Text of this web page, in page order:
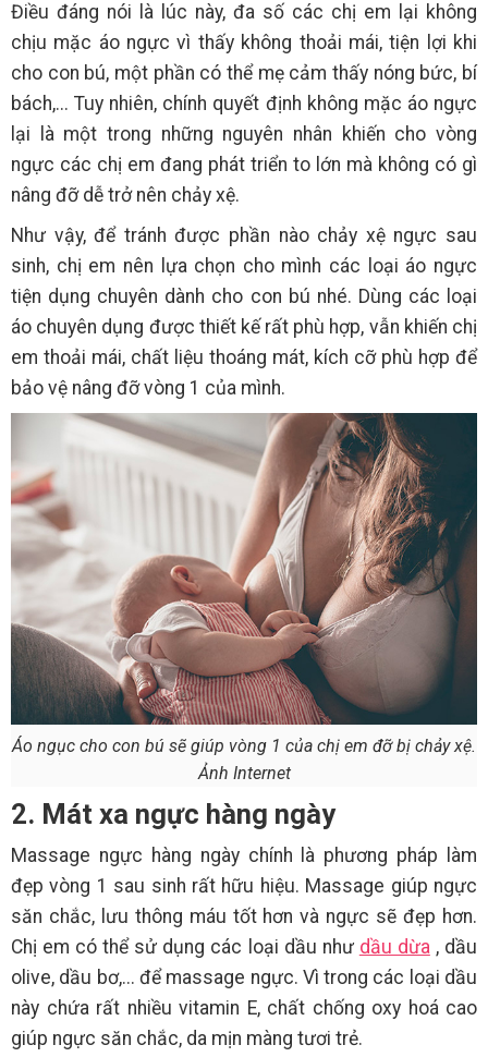
Điều đáng nói là lúc này, đa số các chị em lại không
chịu mặc áo ngực vì thấy không thoải mái, tiện lợi khi
cho con bú, một phần có thể mẹ cảm thấy nóng bức, bí
bách,... Tuy nhiên, chính quyết định không mặc áo ngực
lại là một trong những nguyên nhân khiến cho vòng
ngực các chị em đang phát triển to lớn mà không có gì
nâng đỡ dễ trở nên chảy xệ.
Như vậy, để tránh được phần nào chảy xệ ngực sau
sinh, chị em nên lựa chọn cho mình các loại áo ngực
tiện dụng chuyên dành cho con bú nhé. Dùng các loại
áo chuyên dụng được thiết kế rất phù hợp, vẫn khiến chị
em thoải mái, chất liệu thoáng mát, kích cỡ phù hợp để
bảo vệ nâng đỡ vòng 1 của mình.
Áo ngục cho con bú sẽ giúp vòng 1 của chị em đỡ bị chảy xệ.
Ảnh Internet
2. Mát xa ngực hàng ngày
Massage ngực hàng ngày chính là phương pháp làm
đẹp vòng 1 sau sinh rất hữu hiệu. Massage giúp ngực
săn chắc, lưu thông máu tốt hơn và ngực sẽ đẹp hơn.
Chị em có thể sử dụng các loại dầu như dầu dừa , dầu
olive, dầu bơ,... để massage ngực. Vì trong các loại dầu
này chứa rất nhiều vitamin E, chất chống oxy hoá cao
giúp ngực săn chắc, da mịn màng tươi trẻ.